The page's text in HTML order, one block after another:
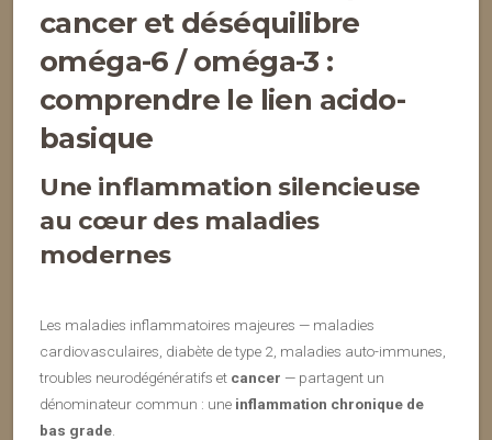
cancer et déséquilibre
oméga-6 / oméga-3 :
comprendre le lien acido-
basique
Une inflammation silencieuse
au cœur des maladies
modernes
Les maladies inflammatoires majeures — maladies
cardiovasculaires, diabète de type 2, maladies auto-immunes,
troubles neurodégénératifs et cancer — partagent un
dénominateur commun : une inflammation chronique de
bas grade